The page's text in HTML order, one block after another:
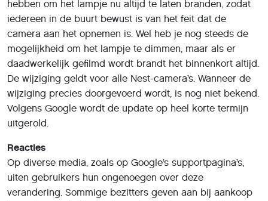
hebben om het lampje nu altijd te laten branden, zodat
iedereen in de buurt bewust is van het feit dat de
camera aan het opnemen is. Wel heb je nog steeds de
mogelijkheid om het lampje te dimmen, maar als er
daadwerkelijk gefilmd wordt brandt het binnenkort altijd.
De wijziging geldt voor alle Nest-camera’s. Wanneer de
wijziging precies doorgevoerd wordt, is nog niet bekend.
Volgens Google wordt de update op heel korte termijn
uitgerold.
Reacties
Op diverse media, zoals op Google’s supportpagina’s,
uiten gebruikers hun ongenoegen over deze
verandering. Sommige bezitters geven aan bij aankoop